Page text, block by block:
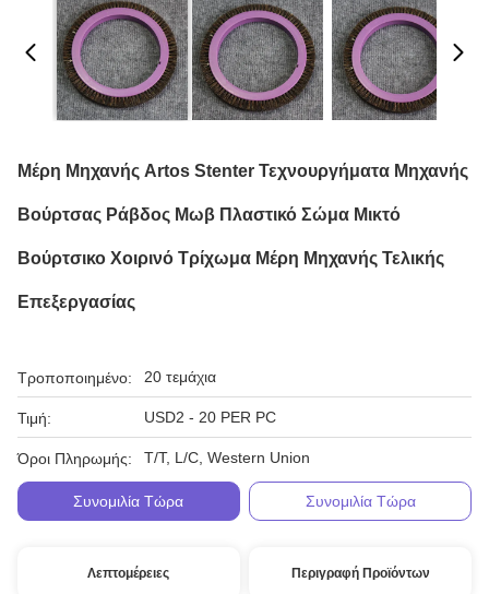
Μέρη Μηχανής Artos Stenter Τεχνουργήματα Μηχανής
Βούρτσας Ράβδος Μωβ Πλαστικό Σώμα Μικτό
Βούρτσικο Χοιρινό Τρίχωμα Μέρη Μηχανής Τελικής
Επεξεργασίας
Τροποποιημένο: 20 τεμάχια
Τιμή: USD2 - 20 PER PC
Όροι Πληρωμής: T/T, L/C, Western Union
Συνομιλία Τώρα Συνομιλία Τώρα
Λεπτομέρειες Περιγραφή Προϊόντων